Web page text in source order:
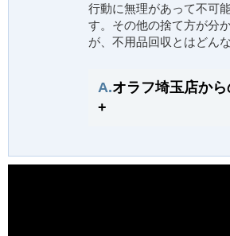
行動に無理があって不可
す。その他の捨て方が分
が、不用品回収とはどん
A.オラフ埼玉店か
+